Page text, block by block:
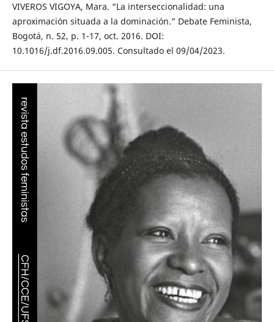
VIVEROS VIGOYA, Mara. “La interseccionalidad: una
aproximación situada a la dominación.” Debate Feminista,
Bogotá, n. 52, p. 1-17, oct. 2016. DOI:
10.1016/j.df.2016.09.005. Consultado el 09/04/2023.